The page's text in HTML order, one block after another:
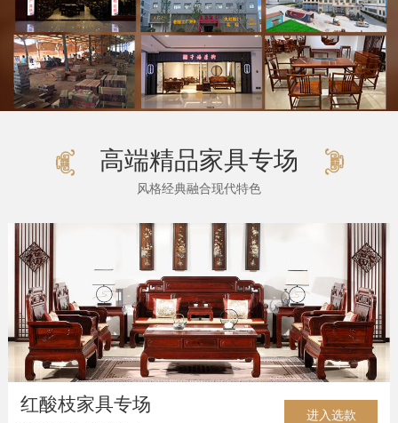
高端精品家具专场
风格经典融合现代特色
红酸枝家具专场 进入选款